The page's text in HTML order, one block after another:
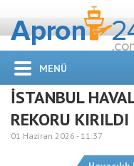
MENÜ
İSTANBUL
REKORU KIRILDI
01 Haziran 2026 - 11:37